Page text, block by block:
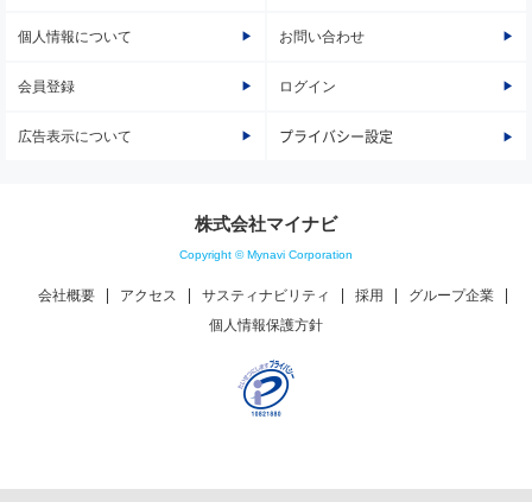
個人情報について お問い合わせ
会員登録 ログイン
広告表示について プライバシー設定
株式会社マイナビ
Copyright © Mynavi Corporation
会社概要 アクセス サスティナビリティ 採用
グループ企業
個人情報保護方針